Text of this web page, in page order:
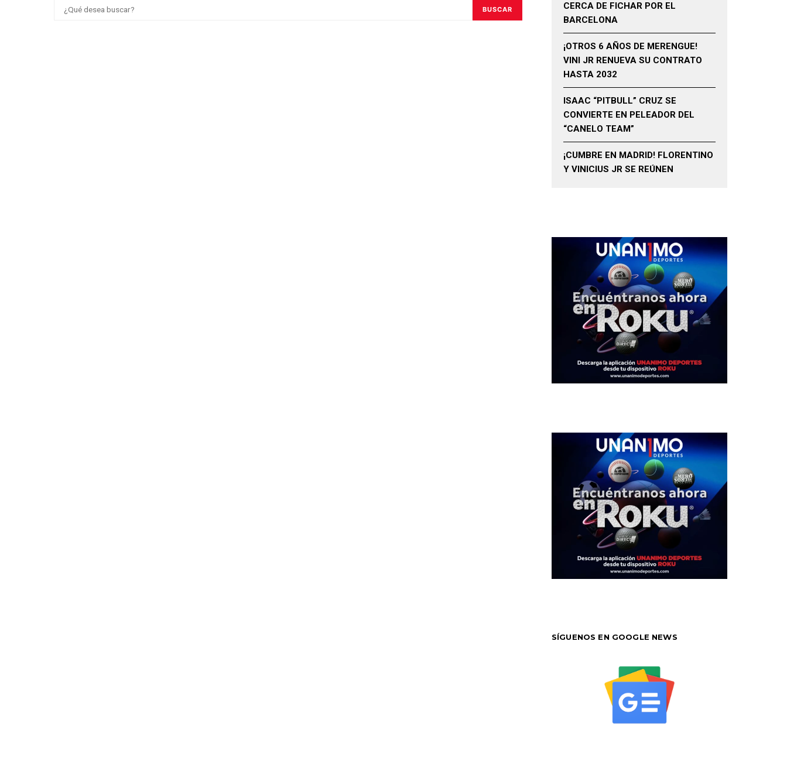
BUSCAR
CERCA DE FICHAR POR EL
BARCELONA
¡OTROS 6 AÑOS DE MERENGUE!
VINI JR RENUEVA SU CONTRATO
HASTA 2032
ISAAC “PITBULL” CRUZ SE
CONVIERTE EN PELEADOR DEL
“CANELO TEAM”
¡CUMBRE EN MADRID! FLORENTINO
Y VINICIUS JR SE REÚNEN
SÍGUENOS EN GOOGLE NEWS